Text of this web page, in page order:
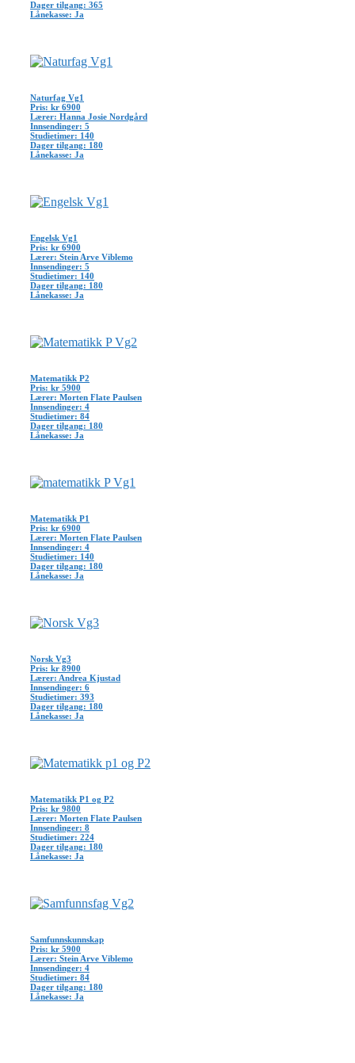
Dager tilgang: 365
Lånekasse: Ja
Naturfag Vg1
Pris: kr 6900
Lærer: Hanna Josie Nordgård
Innsendinger: 5
Studietimer: 140
Dager tilgang: 180
Lånekasse: Ja
Engelsk Vg1
Pris: kr 6900
Lærer: Stein Arve Viblemo
Innsendinger: 5
Studietimer: 140
Dager tilgang: 180
Lånekasse: Ja
Matematikk P2
Pris: kr 5900
Lærer: Morten Flate Paulsen
Innsendinger: 4
Studietimer: 84
Dager tilgang: 180
Lånekasse: Ja
Matematikk P1
Pris: kr 6900
Lærer: Morten Flate Paulsen
Innsendinger: 4
Studietimer: 140
Dager tilgang: 180
Lånekasse: Ja
Norsk Vg3
Pris: kr 8900
Lærer: Andrea Kjustad
Innsendinger: 6
Studietimer: 393
Dager tilgang: 180
Lånekasse: Ja
Matematikk P1 og P2
Pris: kr 9800
Lærer: Morten Flate Paulsen
Innsendinger: 8
Studietimer: 224
Dager tilgang: 180
Lånekasse: Ja
Samfunnskunnskap
Pris: kr 5900
Lærer: Stein Arve Viblemo
Innsendinger: 4
Studietimer: 84
Dager tilgang: 180
Lånekasse: Ja